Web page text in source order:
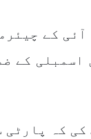
کے
اسمبلی کے
کہ